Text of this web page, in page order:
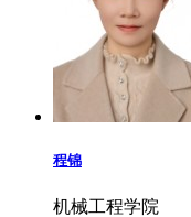
程锦
机械工程学院